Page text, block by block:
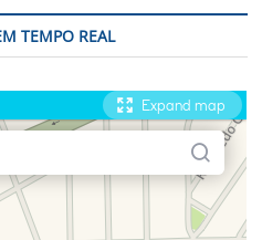
TEMPO REAL